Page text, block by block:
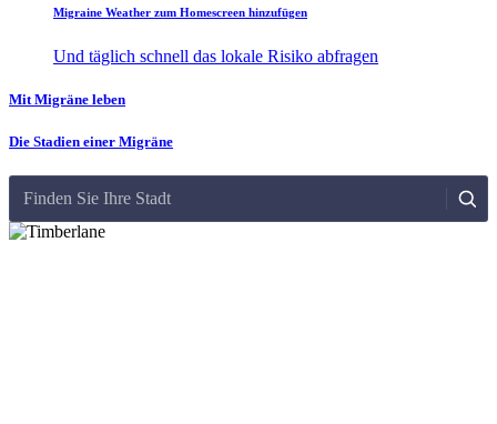
Migraine Weather zum Homescreen hinzufügen
Und täglich schnell das lokale Risiko abfragen
Mit Migräne leben
Die Stadien einer Migräne
Finden Sie Ihre Stadt